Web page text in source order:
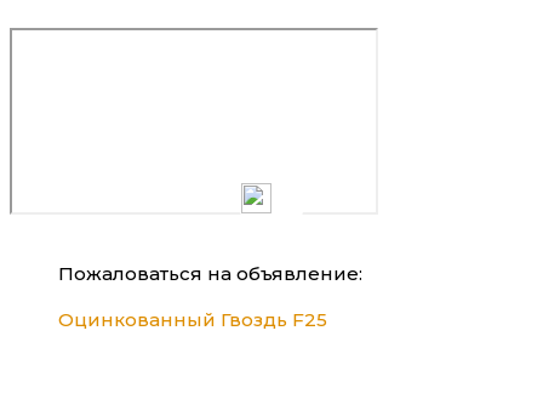
Пожаловаться на объявление:
Оцинкованный Гвоздь F25